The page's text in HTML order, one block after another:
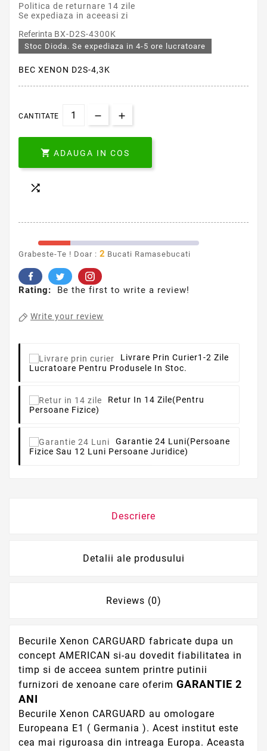
Politica de returnare 14 zile
Se expediaza in aceeasi zi
Referinta BX-D2S-4300K
Stoc Dioda. Se expediaza in 4-5 ore lucratoare
BEC XENON D2S-4,3K
CANTITATE
 ADAUGA IN COS

Grabeste-Te ! Doar : 2 Bucati Ramasebucati
Rating: Be the first to write a review!
Write your review
Livrare Prin Curier1-2 Zile
Lucratoare Pentru Produsele In Stoc.
Retur In 14 Zile(pentru
Persoane Fizice)
Garantie 24 Luni(persoane
Fizice Sau 12 Luni Persoane Juridice)
Descriere
Detalii ale produsului
Reviews (0)
Becurile Xenon CARGUARD fabricate dupa un
concept AMERICAN si-au dovedit fiabilitatea in
timp si de acceea suntem printre putinii
furnizori de xenoane care oferim GARANTIE 2
ANI
Becurile Xenon CARGUARD au omologare
Europeana E1 ( Germania ). Acest institut este
cea mai riguroasa din intreaga Europa. Aceasta